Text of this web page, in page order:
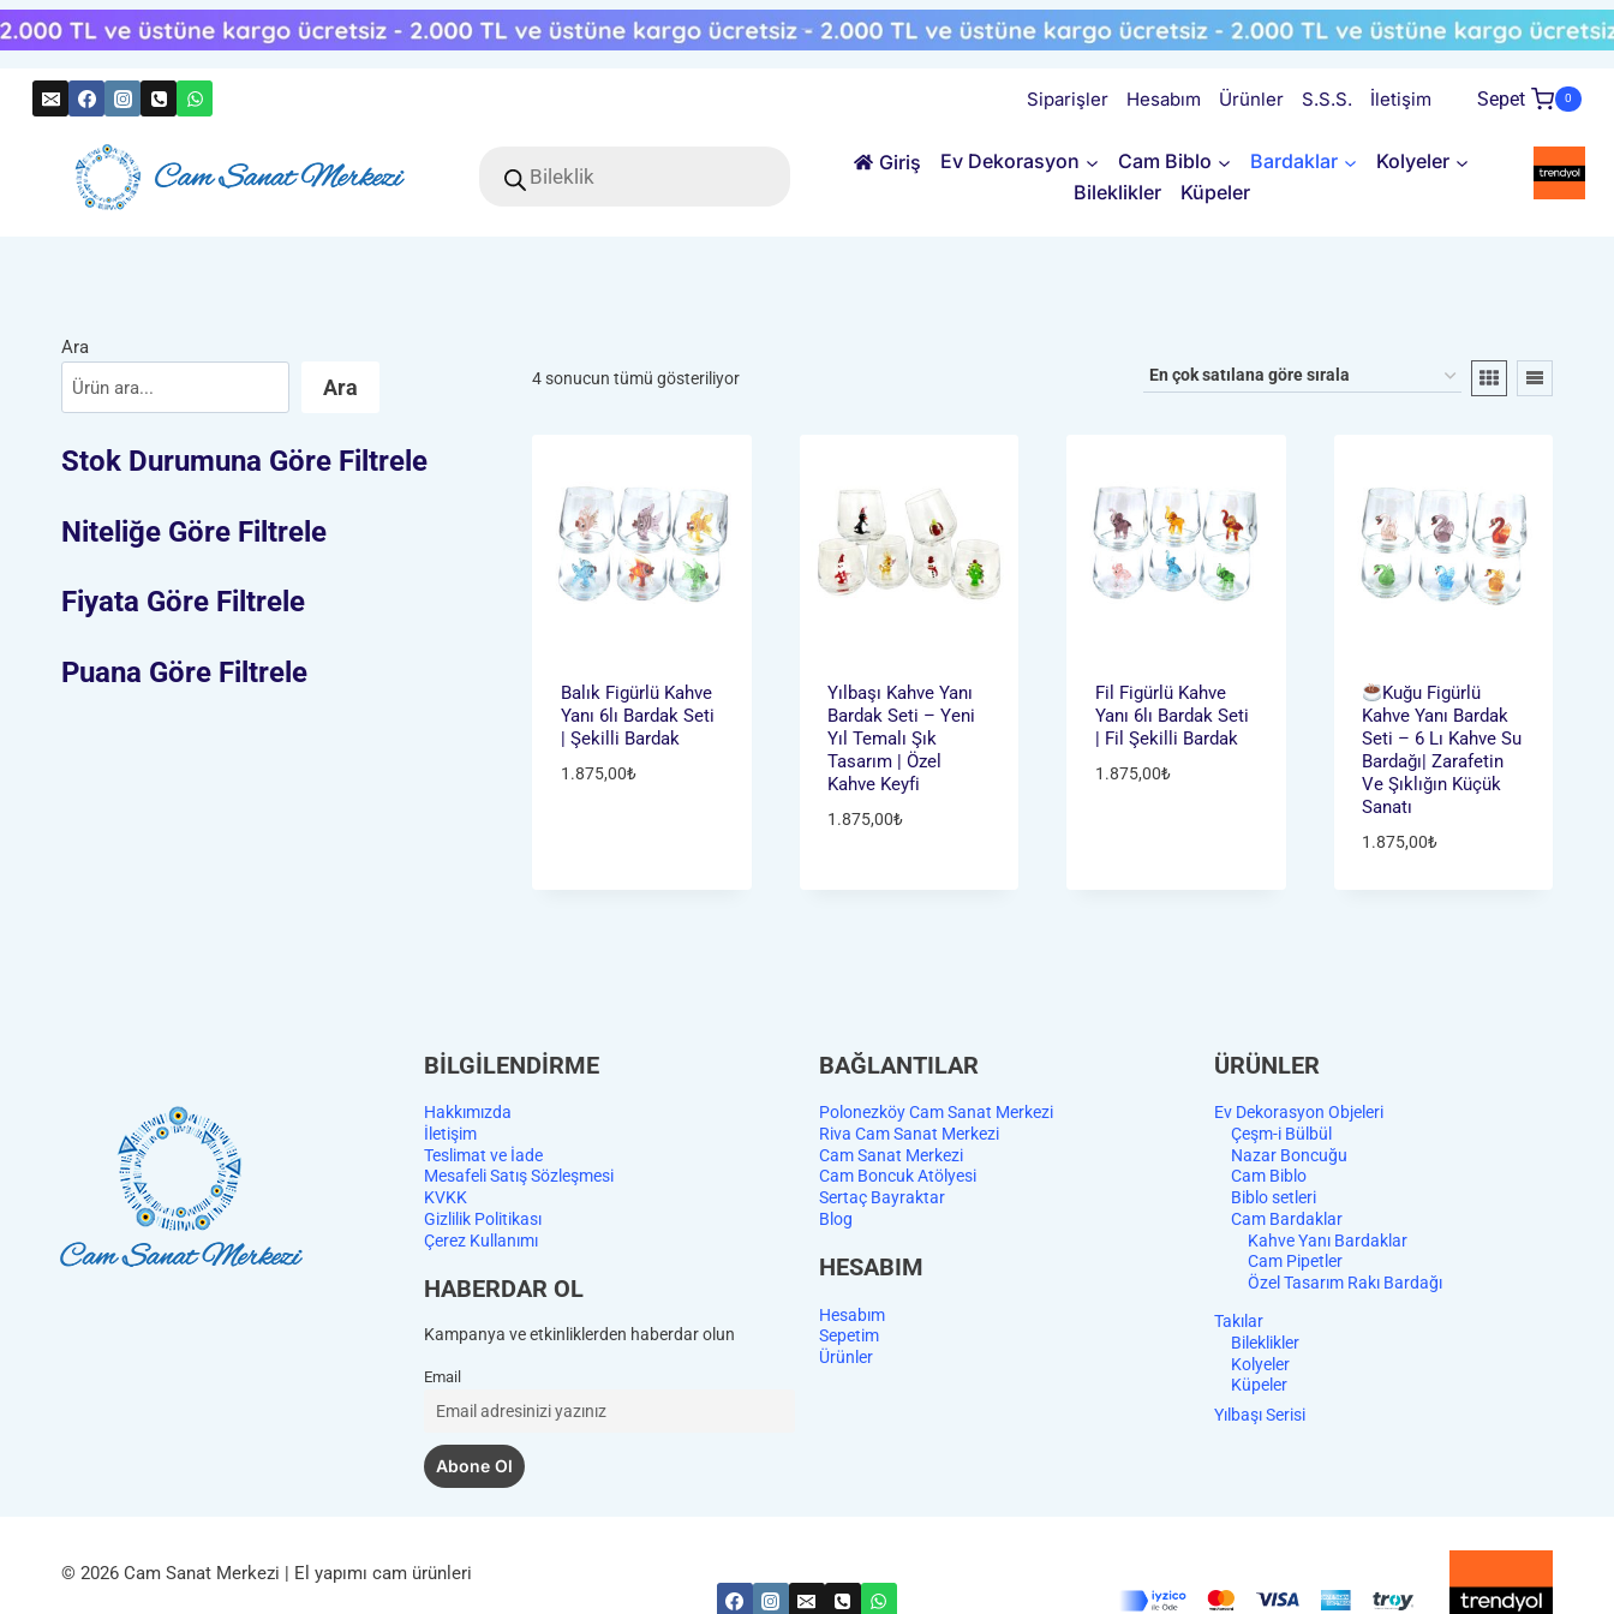
Skip
to
Siparişler Hesabım Ürünler S.S.S. İletişim Sepet 0
search
Giriş Ev Dekorasyon Cam Biblo Bardaklar
Kolyeler
Bileklikler
Küpeler
4 sonucun tümü gösteriliyorPopülerliğe
Balık Figürlü Kahve
Yanı 6lı Bardak Seti
| Şekilli Bardak
1.875,00₺
Yılbaşı Kahve Yanı
Bardak Seti – Yeni
Yıl Temalı Şık
Tasarım | Özel
Kahve Keyfi
1.875,00₺
Fil Figürlü Kahve
Yanı 6lı Bardak Seti
| Fil Şekilli Bardak
1.875,00₺
Kuğu Figürlü
Kahve Yanı Bardak
Seti – 6 Lı Kahve Su
Bardağı| Zarafetin
Ve Şıklığın Küçük
Sanatı
1.875,00₺
Ara
Ara
Stok Durumuna Göre Filtrele
Niteliğe Göre Filtrele
Fiyata Göre Filtrele
Puana Göre Filtrele
BİLGİLENDİRME
Hakkımızda
İletişim
Teslimat ve İade
Mesafeli Satış Sözleşmesi
KVKK
Gizlilik Politikası
Çerez Kullanımı
HABERDAR OL
Kampanya ve etkinliklerden haberdar olun
Email
BAĞLANTILAR
Polonezköy Cam Sanat Merkezi
Riva Cam Sanat Merkezi
Cam Sanat Merkezi
Cam Boncuk Atölyesi
Sertaç Bayraktar
Blog
HESABIM
Hesabım
Sepetim
Ürünler
ÜRÜNLER
Ev Dekorasyon Objeleri
Çeşm-i Bülbül
Nazar Boncuğu
Cam Biblo
Biblo setleri
Cam Bardaklar
Kahve Yanı Bardaklar
Cam Pipetler
Özel Tasarım Rakı Bardağı
Takılar
Bileklikler
Kolyeler
Küpeler
Yılbaşı Serisi
© 2026 Cam Sanat Merkezi | El yapımı cam ürünleri